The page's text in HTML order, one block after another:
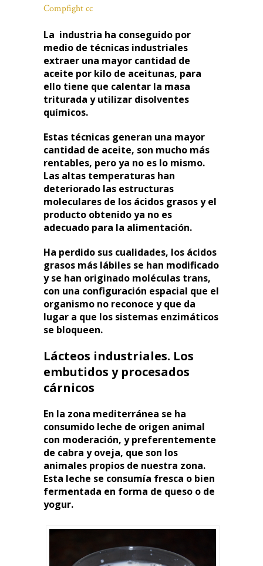
Compfightcc
La industria ha conseguido por
medio de técnicas industriales
extraer una mayor cantidad de
aceite por kilo de aceitunas, para
ello tiene que calentar la masa
triturada y utilizar disolventes
químicos.
Estas técnicas generan una mayor
cantidad de aceite, son mucho más
rentables, pero ya no es lo mismo.
Las altas temperaturas han
deteriorado las estructuras
moleculares de los ácidos grasos y el
producto obtenido ya no es
adecuado para la alimentación.
Ha perdido sus cualidades, los ácidos
grasos más lábiles se han modificado
y se han originado moléculas trans,
con una configuración espacial que el
organismo no reconoce y que da
lugar a que los sistemas enzimáticos
se bloqueen.
Lácteos industriales. Los
embutidos y procesados
cárnicos
En la zona mediterránea se ha
consumido leche de origen animal
con moderación, y preferentemente
de cabra y oveja, que son los
animales propios de nuestra zona.
Esta leche se consumía fresca o bien
fermentada en forma de queso o de
yogur.